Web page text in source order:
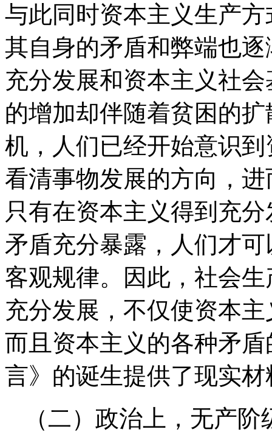
与此同时资本主义生产
其自身的矛盾和弊端也
充分发展和资本主义社
的增加却伴随着贫困的
机，人们已经开始意识
看清事物发展的方向，
只有在资本主义得到充
矛盾充分暴露，人们才
客观规律。因此，社会
充分发展，不仅使资本
而且资本主义的各种矛
言》的诞生提供了现实材
（二）政治上，无产